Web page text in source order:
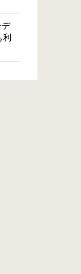
デ
利